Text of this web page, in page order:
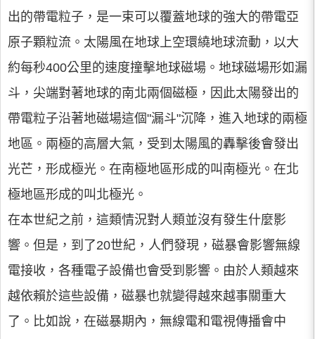
出的帶電粒子，是一束可以覆蓋地球的強大的帶電亞
原子顆粒流。太陽風在地球上空環繞地球流動，以大
約每秒400公里的速度撞擊地球磁場。地球磁場形如漏
斗，尖端對著地球的南北兩個磁極，因此太陽發出的
帶電粒子沿著地磁場這個"漏斗"沉降，進入地球的兩極
地區。兩極的高層大氣，受到太陽風的轟擊後會發出
光芒，形成極光。在南極地區形成的叫南極光。在北
極地區形成的叫北極光。
在本世紀之前，這類情況對人類並沒有發生什麼影
響。但是，到了20世紀，人們發現，磁暴會影響無線
電接收，各種電子設備也會受到影響。由於人類越來
越依賴於這些設備，磁暴也就變得越來越事關重大
了。比如說，在磁暴期內，無線電和電視傳播會中